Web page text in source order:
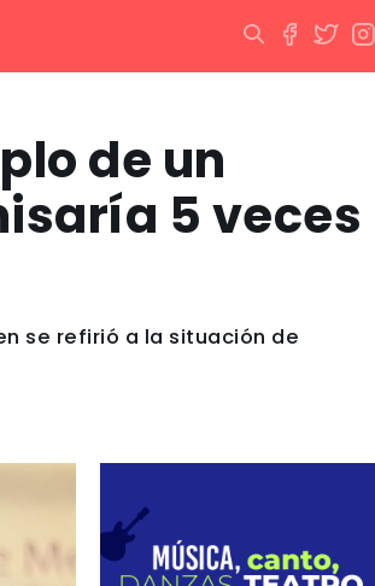
de un
5 veces
se refirió a la situación de